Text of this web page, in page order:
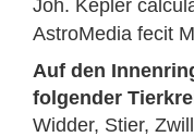
Joh. Kepler
AstroMedia fecit
Auf den
folgender
Widder, Stier,